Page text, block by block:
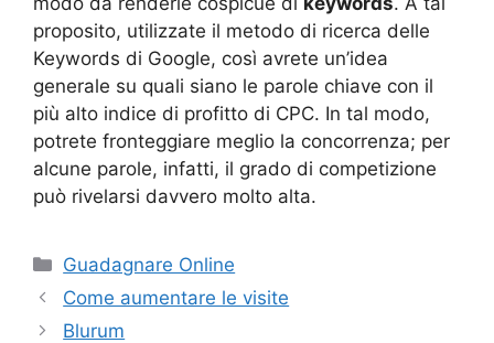
proposito, utilizzate il metodo di ricerca delle
Keywords di Google, così avrete un’idea
generale su quali siano le parole chiave con il
più alto indice di profitto di CPC. In tal modo,
potrete fronteggiare meglio la concorrenza; per
alcune parole, infatti, il grado di competizione
può rivelarsi davvero molto alta.
Categorie
Guadagnare Online
Come aumentare le visite
Blurum